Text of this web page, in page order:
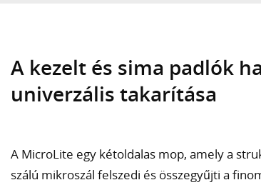
A kezelt és sima padlók
univerzális takarítása
A MicroLite egy kétoldalas mop, amely a
szálú mikroszál felszedi és összegyűjti a